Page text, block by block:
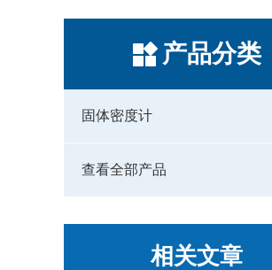
产品分类
固体密度计
查看全部产品
相关文章